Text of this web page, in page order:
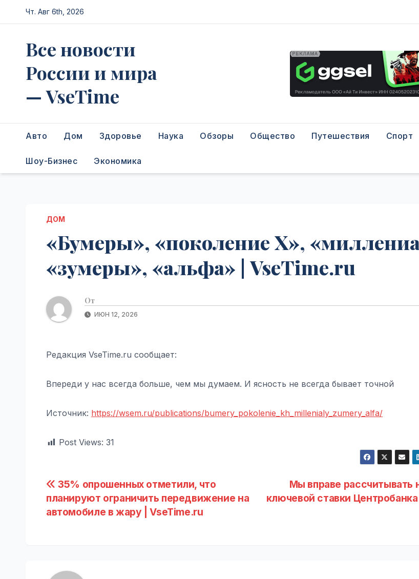
Перейти
к
Чт. Авг 6th, 2026
Все новости
России и мира
— VseTime
Авто Дом Здоровье Наука Обзоры Общество Путешествия Спорт
Шоу-Бизнес Экономика
ДОМ
«Бумеры», «поколение Х»,
«зумеры», «альфа» | VseTime.ru
От
ИЮН 12, 2026
Редакция VseTime.ru сообщает:
Впереди у нас всегда больше, чем мы думаем. И ясность не всегда бывает точной
Источник: https://wsem.ru/publications/bumery_pokolenie_kh_millenialy_zumery_alfa/
Post Views: 31
Навигация
по
Мы вправе рассчитывать
ключевой ставки
35% опрошенных отметили, что
планируют ограничить передвижение на
автомобиле в жару | VseTime.ru